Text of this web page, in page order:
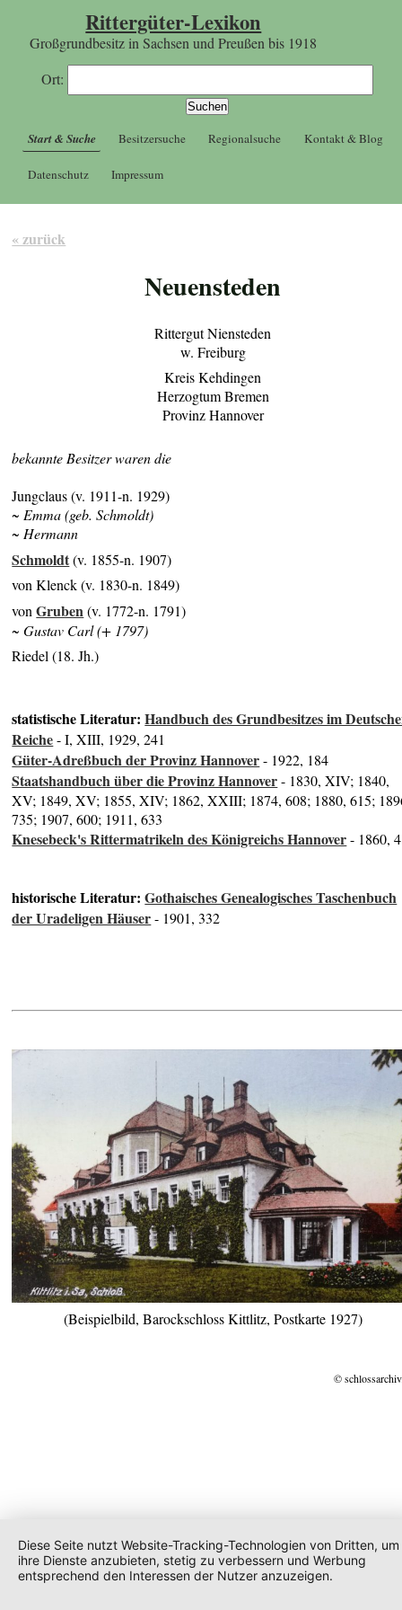
Rittergüter-Lexikon
Großgrundbesitz in Sachsen und Preußen bis 1918
Ort:
Start & Suche Besitzersuche Regionalsuche Kontakt & Blog
Datenschutz Impressum
« zurück
Neuensteden
Rittergut Niensteden
w. Freiburg
Kreis Kehdingen
Herzogtum Bremen
Provinz Hannover
bekannte Besitzer waren die
Jungclaus (v. 1911-n. 1929)
~ Emma (geb. Schmoldt)
~ Hermann
Schmoldt(v. 1855-n. 1907)
von Klenck (v. 1830-n. 1849)
vonGruben(v. 1772-n. 1791)
~ Gustav Carl (+ 1797)
Riedel (18. Jh.)
statistische Literatur:Handbuch des Grundbesitzes im
Reiche- I, XIII, 1929, 241
Güter-Adreßbuch der Provinz Hannover- 1922, 184
Staatshandbuch über die Provinz Hannover- 1830, XIV; 1840,
XV; 1849, XV; 1855, XIV; 1862, XXIII; 1874, 608; 1880, 615;
735; 1907, 600; 1911, 633
Knesebeck's Rittermatrikeln des Königreichs Hannover- 1860,
historische Literatur:Gothaisches Genealogisches Taschenbuch
der Uradeligen Häuser- 1901, 332
(Beispielbild, Barockschloss Kittlitz, Postkarte 1927)
©
Diese Seite nutzt Website-Tracking-Technologien von Dritten, um
ihre Dienste anzubieten, stetig zu verbessern und Werbung
entsprechend den Interessen der Nutzer anzuzeigen.